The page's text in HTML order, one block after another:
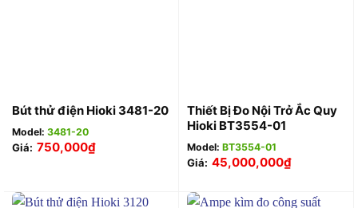
Bút thử điện Hioki 3481-20
Model: 3481-20
Giá: 750,000₫
Thiết Bị Đo Nội Trở Ắc Quy
Hioki BT3554-01
Model: BT3554-01
Giá: 45,000,000₫